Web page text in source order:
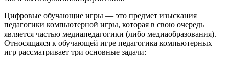
Цифровые обучающие игры — это предмет изыскания
педагогики компьютерной игры, которая в свою очередь
является частью медиапедагогики (либо медиаобразования).
Относящаяся к обучающей игре педагогика компьютерных
игр рассматривает три основные задачи: